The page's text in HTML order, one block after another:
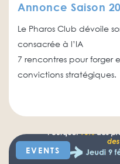
Annonce Saison
Le Pharos Club dévoile
consacrée à l’IA
7 rencontres pour forger
convictions stratégiques.
EVENTS